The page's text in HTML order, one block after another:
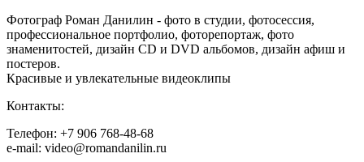
Фотограф Роман Данилин - фото в студии, фотосессия,
профессиональное портфолио, фоторепортаж, фото
знаменитостей, дизайн CD и DVD альбомов, дизайн афиш и
постеров.
Красивые и увлекательные видеоклипы
Контакты:
Телефон: +7 906 768-48-68
e-mail: video@romandanilin.ru